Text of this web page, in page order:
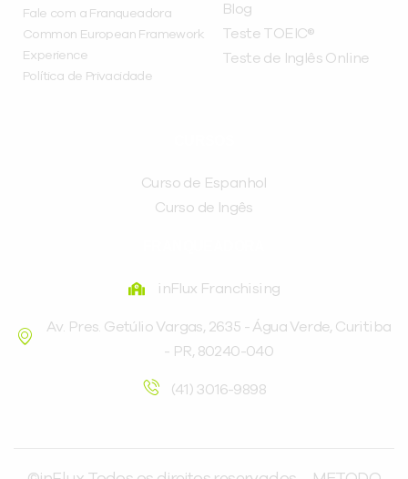
Fale com a Franqueadora
Common European Framework
Experience
Política de Privacidade
Blog
Teste TOEIC®
Teste de Inglês Online
Curso de Espanhol
Curso de Ingês
inFlux Franchising
Av. Pres. Getúlio Vargas, 2635 - Água Verde, Curitiba
- PR, 80240-040
(41) 3016-9898